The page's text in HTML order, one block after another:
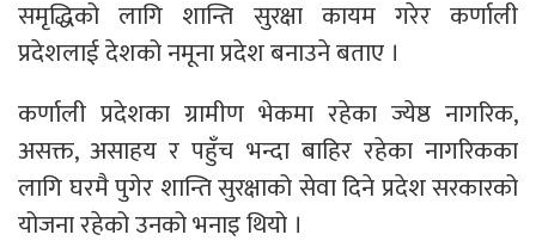
समृद्धिको लागि शान्ति सुरक्षा कायम गरेर कर्णाली
प्रदेशलाई देशको नमूना प्रदेश बनाउने बताए ।
कर्णाली प्रदेशका ग्रामीण भेकमा रहेका ज्येष्ठ नागरिक,
असक्त, असाहय र पहुँच भन्दा बाहिर रहेका नागरिकका
लागि घरमै पुगेर शान्ति सुरक्षाको सेवा दिने प्रदेश सरकारको
योजना रहेको उनको भनाइ थियो ।